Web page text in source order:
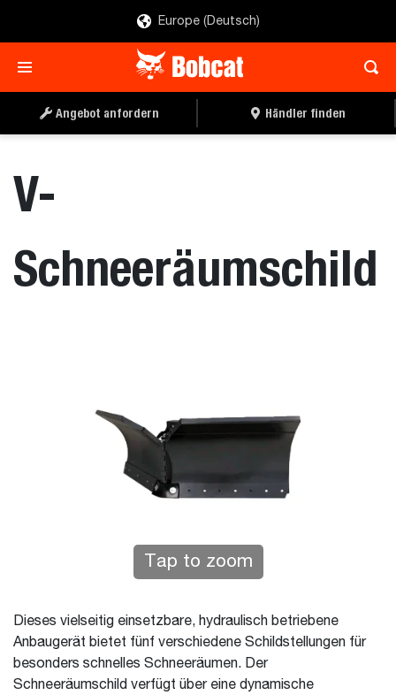
Europe (Deutsch)
Angebot anfordern Händler finden
V-
Schneeräumschild
Tap to zoom
Dieses vielseitig einsetzbare, hydraulisch betriebene
Anbaugerät bietet fünf verschiedene Schildstellungen für
besonders schnelles Schneeräumen. Der
Schneeräumschild verfügt über eine dynamische
ANGEBOT ANFORDERN HÄNDLER FINDEN